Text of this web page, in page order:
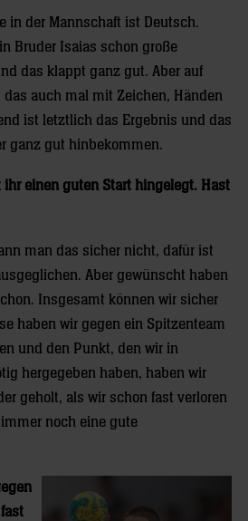
in der Mannschaft ist Deutsch.
Bruder Isaias schon große
das klappt ganz gut. Aber auf
auch mal mit Zeichen, Händen
ist letztlich das Ergebnis und das
ganz gut hinbekommen.
einen guten Start hingelegt. Hast
man das sicher nicht, dafür ist
Aber gewünscht haben
Insgesamt können wir sicher
haben wir gegen ein Spitzenteam
und den Punkt, den wir in
hergegeben haben, haben wir
geholt, als wir schon fast verloren
noch eine gute